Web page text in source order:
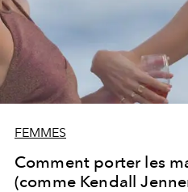
FEMMES
Comment porter les
(comme Kendall